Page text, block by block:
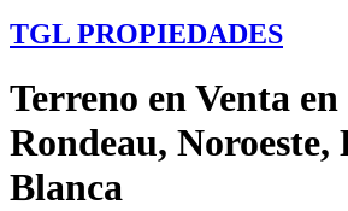
TGL PROPIEDADES
Terreno en Venta
Rondeau, Noroeste,
Blanca